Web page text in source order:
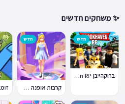
✨ משחקים חדשים
חדש
ברוקהייבן Brookhaven RP
חדש
קרבות אופנה Fashion Battle